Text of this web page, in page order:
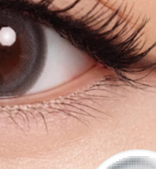
] ボシュロム ラシェル (1
、乱視カラコン、格安乱
用カラコン、韓国乱視カラ
遠視カラコン、コンタクト
安カラコン専門のブラウ
] ボシュロム ラシェル (1
、乱視カラコン、格安乱
カラコン、韓国乱視カラ
遠視カラコン、コンタクト